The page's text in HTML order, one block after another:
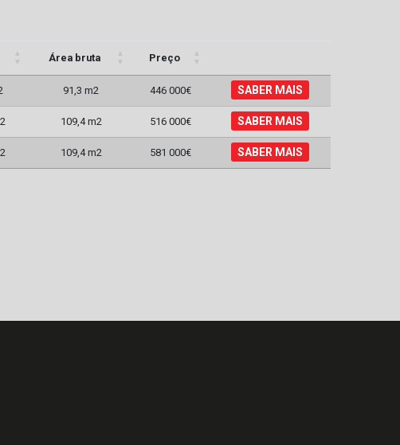
Área bruta Preço
91,3 m2 446 000€ SABER MAIS
109,4 m2 516 000€ SABER MAIS
109,4 m2 581 000€ SABER MAIS